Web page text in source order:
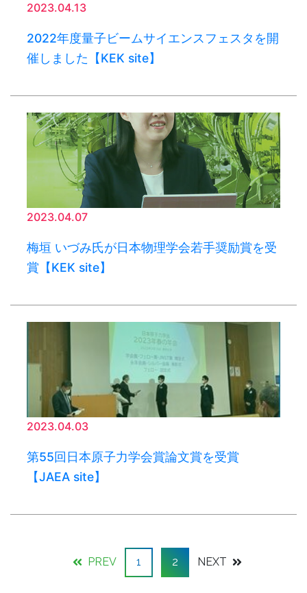
2023.04.13
2022年度量子ビームサイエンスフェスタを開
催しました【KEK site】
2023.04.07
梅垣 いづみ氏が日本物理学会若手奨励賞を受
賞【KEK site】
2023.04.03
第55回日本原子力学会賞論文賞を受賞
【JAEA site】
PREV 1 2 NEXT